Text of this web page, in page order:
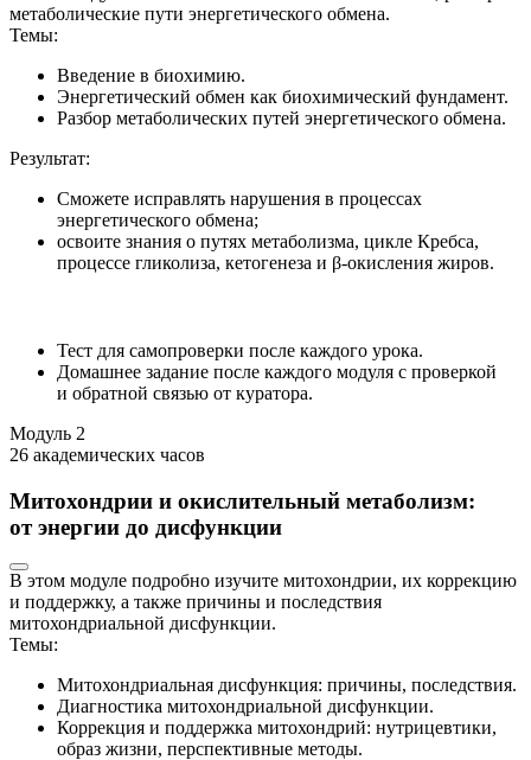
метаболические пути энергетического обмена.
Темы:
Введение в биохимию.
Энергетический обмен как биохимический фундамент.
Разбор метаболических путей энергетического обмена.
Результат:
Сможете исправлять нарушения в процессах
энергетического обмена;
освоите знания о путях метаболизма, цикле Кребса,
процессе гликолиза, кетогенеза и β-окисления жиров.
Тест для самопроверки после каждого урока.
Домашнее задание после каждого модуля с проверкой
и обратной связью от куратора.
Модуль 2
26 академических часов
Митохондрии и окислительный метаболизм:
от энергии до дисфункции
В этом модуле подробно изучите митохондрии, их коррекцию
и поддержку, а также причины и последствия
митохондриальной дисфункции.
Темы:
Митохондриальная дисфункция: причины, последствия.
Диагностика митохондриальной дисфункции.
Коррекция и поддержка митохондрий: нутрицевтики,
образ жизни, перспективные методы.